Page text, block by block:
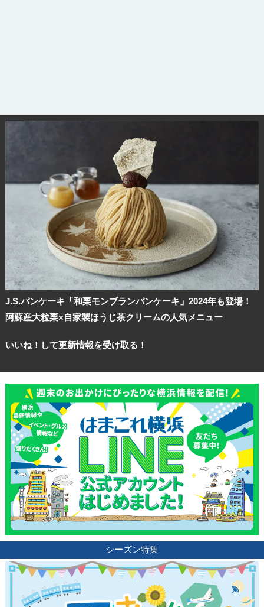
J.S.パンケーキ「和栗モンブランパンケーキ」2024年も登場！
阿蘇産大粒栗×自家製ほうじ茶クリームの人気メニュー
いいね！して更新情報を受け取る！
シーズン特集